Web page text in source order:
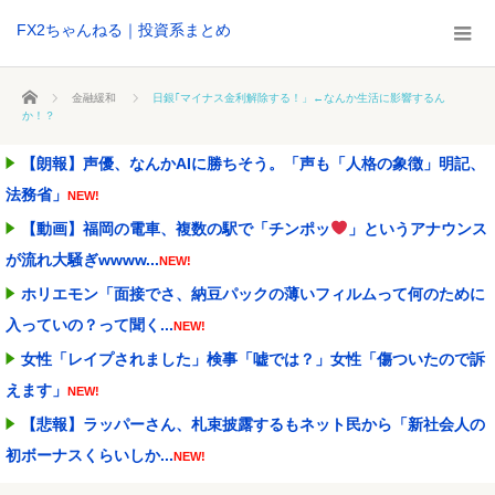
FX2ちゃんねる｜投資系まとめ
ホーム 金融緩和
日銀｢マイナス金利解除する！」←なんか生活に影響するん
か！？
【朗報】声優、なんかAIに勝ちそう。「声も「人格の象徴」明記、
法務省」 NEW!
【動画】福岡の電車、複数の駅で「チンポッ
」というアナウンス
が流れ大騒ぎwwww...NEW!
ホリエモン「面接でさ、納豆パックの薄いフィルムって何のために
入っていの？って聞く...NEW!
女性「レイプされました」検事「嘘では？」女性「傷ついたので訴
えます」 NEW!
【悲報】ラッパーさん、札束披露するもネット民から「新社会人の
初ボーナスくらいしか...NEW!